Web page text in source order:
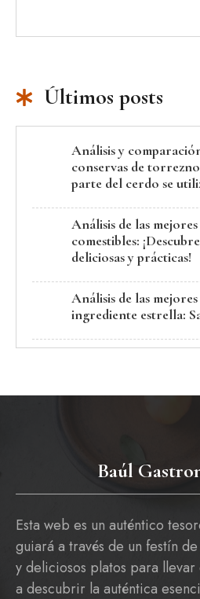
Últimos posts
Análisis y
conservas de
parte del cerdo se
Análisis de las
comestibles:
deliciosas y prácticas!
Análisis de las
ingrediente estrella:
Baúl
Esta web es un auténtico
guiará a través de un festín
y deliciosos platos para
a descubrir la auténtica